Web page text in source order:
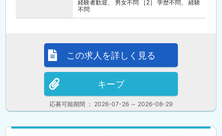
経験者歓迎、 男女不問 ［2］ 学歴不問、 経験
不問
応募可能期間 ： 2026-07-26 ～ 2026-08-29
この求人を詳しく見る
キープ